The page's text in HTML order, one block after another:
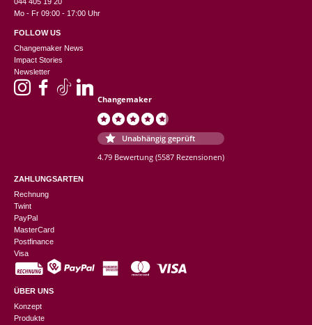
044 405 19 20
Mo - Fr 09:00 - 17:00 Uhr
FOLLOW US
Changemaker News
Impact Stories
Newsletter
Changemaker
Unabhängig geprüft
4.79 Bewertung (5587 Rezensionen)
ZAHLUNGSARTEN
Rechnung
Twint
PayPal
MasterCard
Postfinance
Visa
ÜBER UNS
Konzept
Produkte